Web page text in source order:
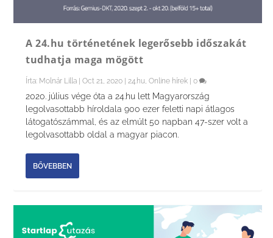
A 24.hu történetének legerősebb időszakát
tudhatja maga mögött
Írta: Molnár Lilla |Oct 21, 2020 |24.hu,Online hírek |0
2020. július vége óta a 24.hu lett Magyarország
legolvasottabb híroldala 900 ezer feletti napi átlagos
látogatószámmal, és az elmúlt 50 napban 47-szer volt a
legolvasottabb oldal a magyar piacon.
BŐVEBBEN